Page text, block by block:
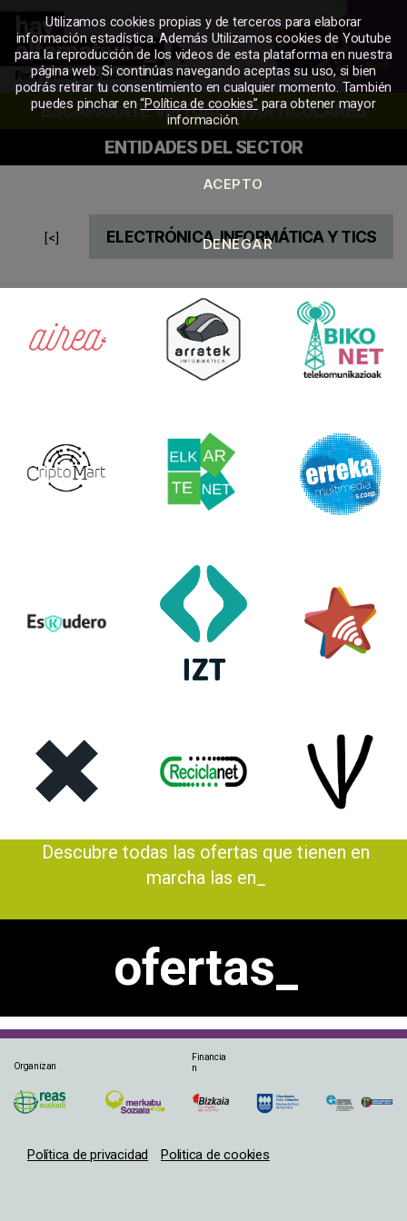
MERKATU
SOZIALA
Menú
ESCAPARATE VIRTUAL – PARTICULARES
ENTIDADES DEL SECTOR
[<] ELECTRÓNICA, INFORMÁTICA Y TICS
Descubre todas las ofertas que tienen en
marcha las enti_
ofertas_
Organizan
Financia
n
Política de privacidad Politica de cookies
Utilizamos cookies propias y de terceros para elaborar
información estadística. Además Utilizamos cookies de Youtube
para la reproducción de los videos de esta plataforma en nuestra
página web. Si continúas navegando aceptas su uso, si bien
podrás retirar tu consentimiento en cualquier momento. También
puedes pinchar en“Política de cookies” para obtener mayor
información.